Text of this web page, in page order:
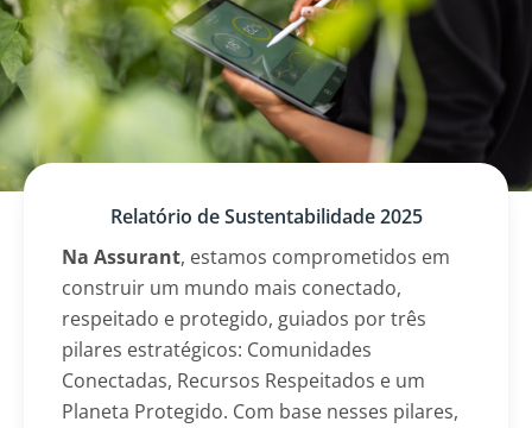
Relatório de Sustentabilidade 2025
Na Assurant, estamos comprometidos em
construir um mundo mais conectado,
respeitado e protegido, guiados por três
pilares estratégicos: Comunidades
Conectadas, Recursos Respeitados e um
Planeta Protegido. Com base nesses pilares,